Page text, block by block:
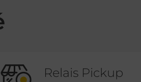
Relais Pickup